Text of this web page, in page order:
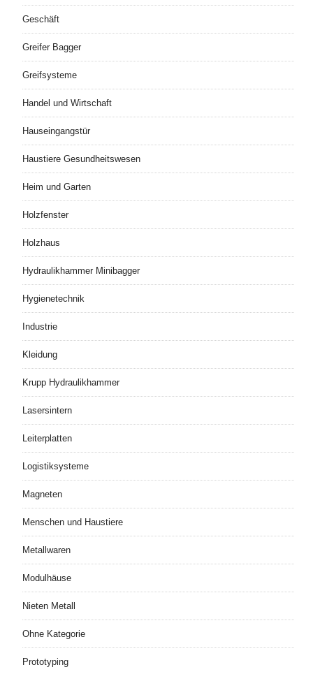
Geschäft
Greifer Bagger
Greifsysteme
Handel und Wirtschaft
Hauseingangstür
Haustiere Gesundheitswesen
Heim und Garten
Holzfenster
Holzhaus
Hydraulikhammer Minibagger
Hygienetechnik
Industrie
Kleidung
Krupp Hydraulikhammer
Lasersintern
Leiterplatten
Logistiksysteme
Magneten
Menschen und Haustiere
Metallwaren
Modulhäuse
Nieten Metall
Ohne Kategorie
Prototyping